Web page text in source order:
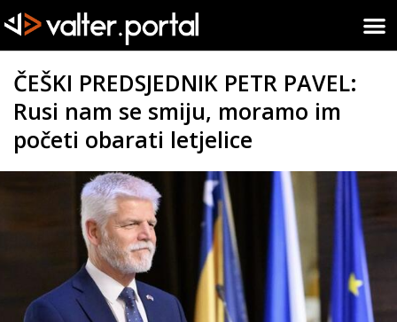
ČEŠKI PREDSJEDNIK PETR PAVEL:
Rusi nam se smiju, moramo im
početi obarati letjelice